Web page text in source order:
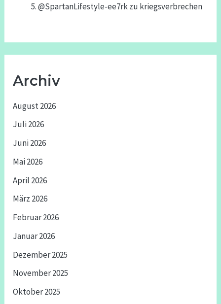
@SpartanLifestyle-ee7rkzu kriegsverbrechen
Archiv
August 2026
Juli 2026
Juni 2026
Mai 2026
April 2026
März 2026
Februar 2026
Januar 2026
Dezember 2025
November 2025
Oktober 2025